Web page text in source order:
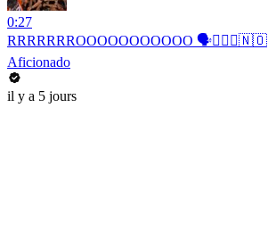
0:27
RRRRRRROOOOOOOOOOO 🗣️🚣🏻‍♂️🇳🇴
Aficionado
il y a 5 jours